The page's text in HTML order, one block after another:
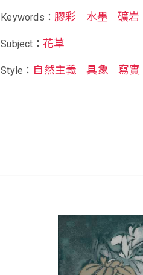
Keywords： 膠彩 水墨 礦岩
Subject： 花草
Style： 自然主義 具象 寫實